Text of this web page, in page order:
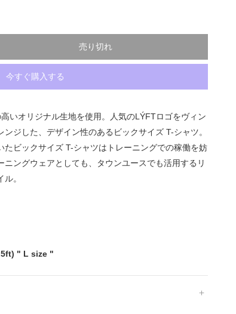
売り切れ
今すぐ購入する
いオリジナル生地を使用。人気のLÝFTロゴをヴィン
ジした、デザイン性のあるビックサイズ T-シャツ。
たビックサイズ T-シャツはトレーニングでの稼働を妨
ングウェアとしても、タウンユースでも活用するリ
。
" L size "